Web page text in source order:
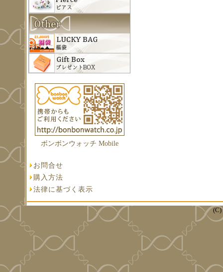
ボンボンウォッチ Mobile
お問合せ
購入方法
法律に基づく表示